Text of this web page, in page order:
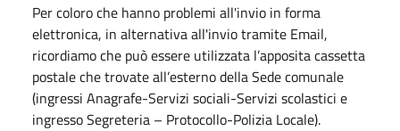
Per coloro che hanno problemi all'invio in forma
elettronica, in alternativa all'invio tramite Email,
ricordiamo che può essere utilizzata l’apposita cassetta
postale che trovate all’esterno della Sede comunale
(ingressi Anagrafe-Servizi sociali-Servizi scolastici e
ingresso Segreteria – Protocollo-Polizia Locale).